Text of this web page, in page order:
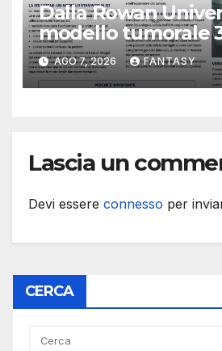
Dalla Rowan
modello tumorale
studiare il dialogo
e cellule staminali
AGO 7, 2026 FANTASY
Lascia un
Devi essere connesso per
CERCA